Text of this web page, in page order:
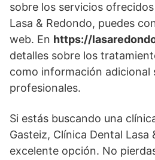
sobre los servicios
Lasa & Redondo, puedes
web. En https://
detalles sobre los
como información adicional
profesionales.
Si estás buscando una
Gasteiz, Clínica Dental Lasa
excelente opción. No